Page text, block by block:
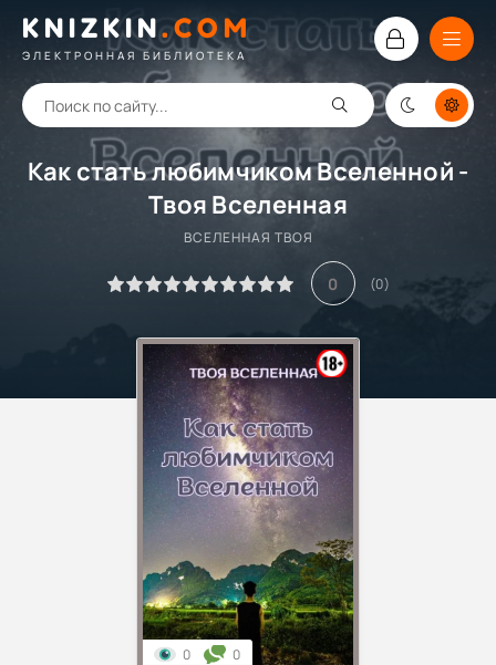
KNIZKIN.COM
ЭЛЕКТРОННАЯ БИБЛИОТЕКА
Как стать любимчиком Вселенной -
Твоя Вселенная
ВСЕЛЕННАЯ ТВОЯ
0 (0)
0 0